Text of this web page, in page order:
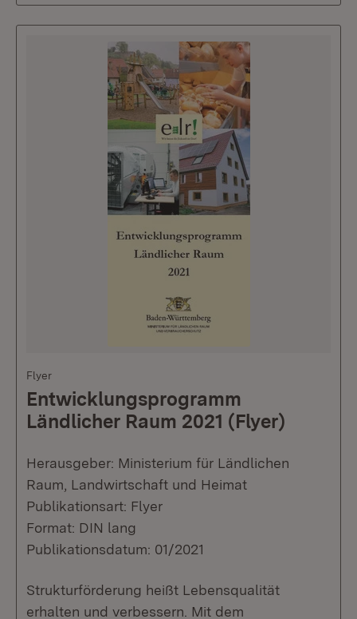
Flyer
Entwicklungsprogramm
Ländlicher Raum 2021 (Flyer)
Herausgeber: Ministerium für Ländlichen
Raum, Landwirtschaft und Heimat
Publikationsart: Flyer
Format: DIN lang
Publikationsdatum: 01/2021
Strukturförderung heißt Lebensqualität
erhalten und verbessern. Mit dem